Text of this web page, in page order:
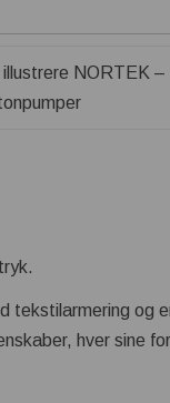
og
hver sine